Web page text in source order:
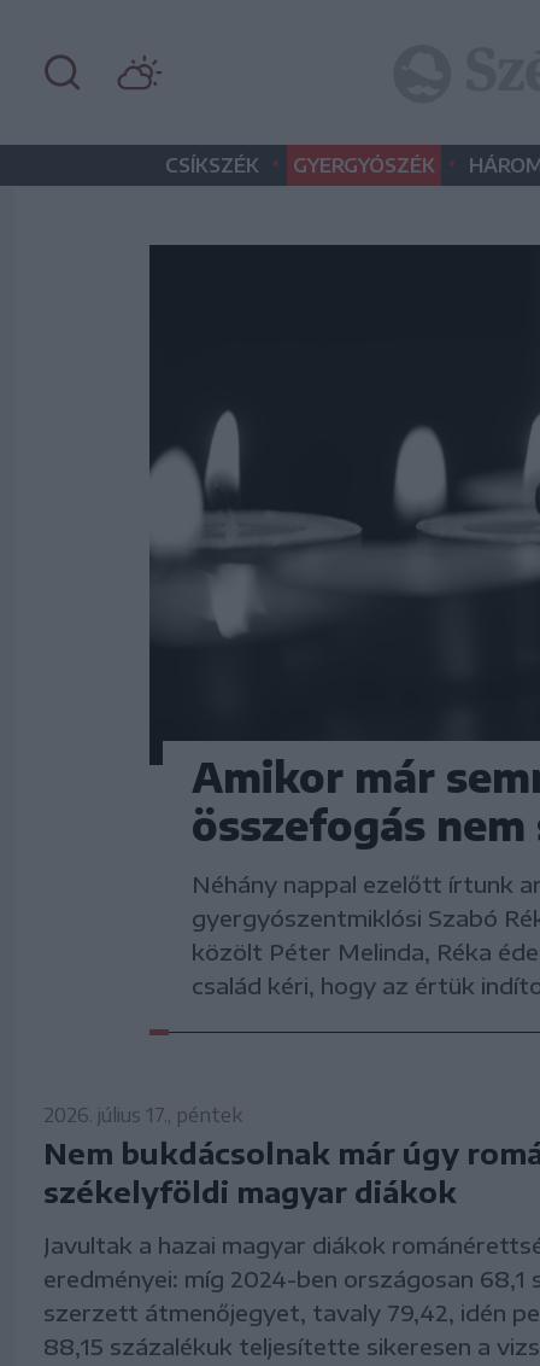
CSÍKSZÉK • GYERGYÓSZÉK •
Amikor már
összefogás
Néhány nappal ezelőtt írtunk
gyergyószentmiklósi Szabó
közölt Péter Melinda, Réka
család kéri, hogy az értük
2026. július 17., péntek
Nem bukdácsolnak már úgy
székelyföldi magyar diákok
Javultak a hazai magyar diákok
eredményei: míg 2024-ben országosan 68,1
szerzett átmenőjegyet, tavaly 79,42, idén
88,15 százalékuk teljesítette sikeresen a